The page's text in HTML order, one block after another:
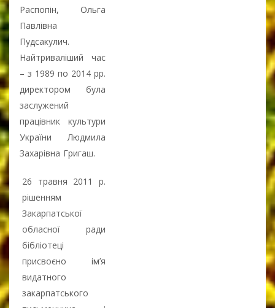
Распопін, Ольга
Павлівна
Пудсакулич.
Найтриваліший час
– з 1989 по 2014 рр.
директором була
заслужений
працівник культури
України Людмила
Захарівна Григаш.
26 травня 2011 р.
рішенням
Закарпатської
обласної ради
бібліотеці
присвоєно ім’я
видатного
закарпатського